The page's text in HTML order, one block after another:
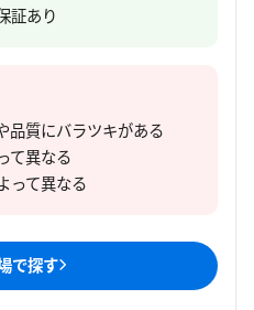
証あり
品質にバラツキがある
て異なる
って異なる
で探す